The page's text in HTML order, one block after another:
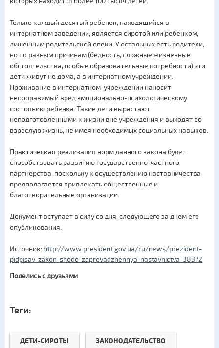
Только каждый десятый ребенок, находящийся в
интернатном заведении, является сиротой или ребенком,
лишенным родительской опеки. У остальных есть родители,
но по разным причинам (бедность, сложные жизненные
обстоятельства, особые образовательные потребности) эти
дети живут не дома, а в интернатном учреждении.
Проживание в интернатном учреждении наносит
непоправимый вред эмоционально-психологическому
состоянию ребенка. Такие дети вырастают
неподготовленными к жизни вне учреждения и выходят во
взрослую жизнь, не имея необходимых социальных навыков.
Практическая реализация норм данного закона будет
способствовать развитию государственно-частного
партнерства, поскольку к осуществлению наставничества
предполагается привлекать общественные и
благотворительные организации.
Документ вступает в силу со дня, следующего за днем его
опубликования.
Источник: http://www.president.gov.ua/ru/news/prezident-
pidpisav-zakon-shodo-zaprovadzhennya-nastavnictva-38372
Поделись с друзьями
Теги:
ДЕТИ-СИРОТЫ ЗАКОНОДАТЕЛЬСТВО